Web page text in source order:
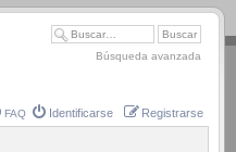
Búsqueda avanzada
FAQ Identificarse Registrarse